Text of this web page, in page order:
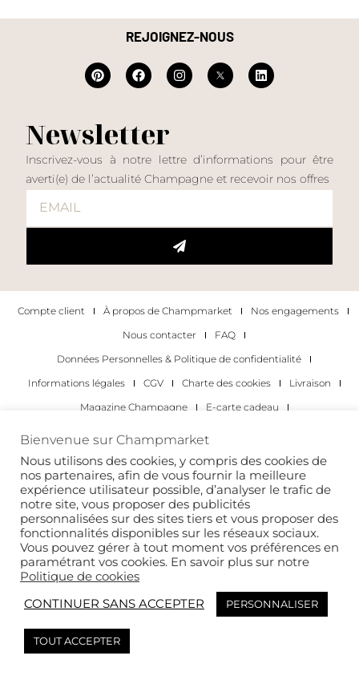
REJOIGNEZ-NOUS
Newsletter
Inscrivez-vous à notre lettre d’informations pour être
averti(e) de l’actualité Champagne et recevoir nos offres
Compte client À propos de Champmarket
Nos engagements
Nous contacter
FAQ
Données Personnelles & Politique de confidentialité
Informations légales
CGV Charte des cookies
Livraison
Magazine Champagne
E-carte cadeau
Les occasions pour déguster du champagne
Pour les particuliers
Pour les entreprises
Copyright 2022 © tous droits réservés. Champmarket.
Bienvenue sur Champmarket
Nous utilisons des cookies, y compris des cookies de
nos partenaires, afin de vous fournir la meilleure
expérience utilisateur possible, d’analyser le trafic de
notre site, vous proposer des publicités
personnalisées sur des sites tiers et vous proposer des
fonctionnalités disponibles sur les réseaux sociaux.
Vous pouvez gérer à tout moment vos préférences en
paramétrant vos cookies. En savoir plus sur notre
Politique de cookies
CONTINUER SANS ACCEPTER
PERSONNALISER
TOUT ACCEPTER